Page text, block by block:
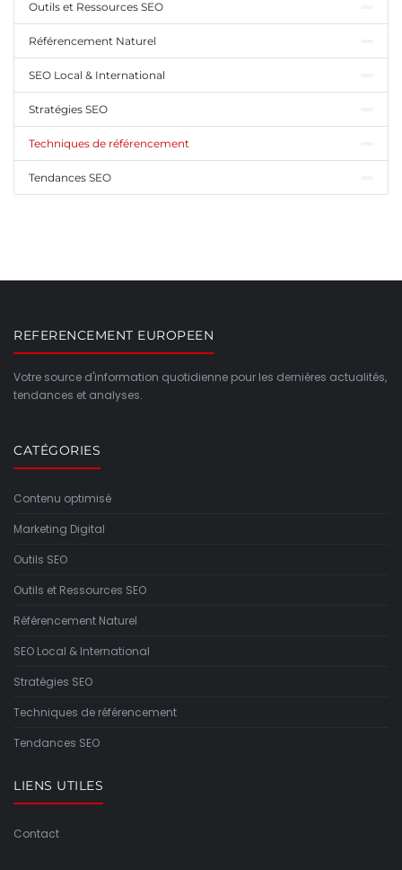
Outils et Ressources SEO
Référencement Naturel
SEO Local & International
Stratégies SEO
Techniques de référencement
Tendances SEO
REFERENCEMENT EUROPEEN
Votre source d'information quotidienne pour les dernières actualités,
tendances et analyses.
CATÉGORIES
Contenu optimisé
Marketing Digital
Outils SEO
Outils et Ressources SEO
Référencement Naturel
SEO Local & International
Stratégies SEO
Techniques de référencement
Tendances SEO
LIENS UTILES
Contact